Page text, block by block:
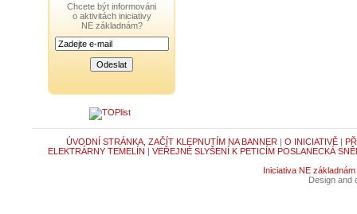
Chcete být informováni
o aktivitách iniciativy
NE základnám?
ÚVODNÍ STRÁNKA, ZAČÍT KLEPNUTÍM NA BANNER | O INICIATIVĚ|
ELEKTRÁRNY TEMELÍN | VEŘEJNÉ SLYŠENÍ K PETICÍM POSLANECKÁ
Iniciativa NE základnám
Design and